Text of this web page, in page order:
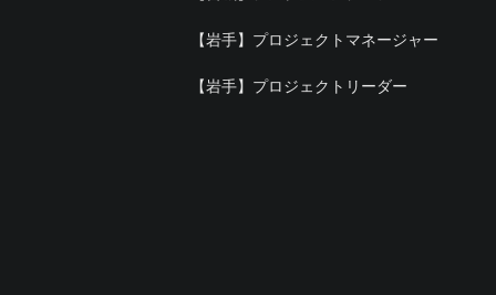
【岩手】プロジェクトマネージャー
【岩手】プロジェクトリーダー